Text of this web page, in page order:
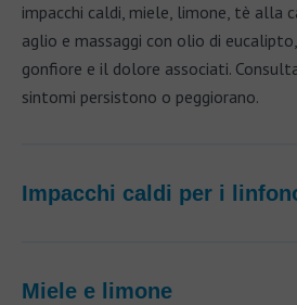
impacchi caldi, miele, limone, tè alla
aglio e massaggi con olio di
gonfiore e il dolore associati.
sintomi persistono o peggiorano.
Impacchi caldi per i
Miele e limone